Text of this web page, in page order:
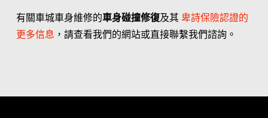
有關車城車身維修的車身碰撞修復及其 卑詩保險認證的
更多信息 ，請查看我們的網站或直接聯繫我們諮詢。